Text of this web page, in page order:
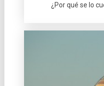
¿Por qué se lo